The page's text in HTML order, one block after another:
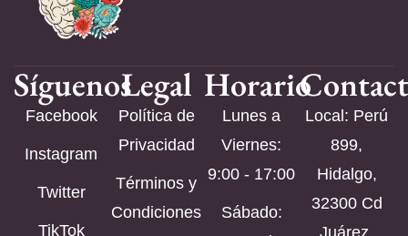
Síguenos
Facebook
Instagram
Twitter
TikTok
Legal
Política de
Privacidad
Términos y
Condiciones
Horario
Lunes a
Viernes:
9:00 - 17:00
Sábado:
Local: Perú
899,
Hidalgo,
32300 Cd
Juárez,